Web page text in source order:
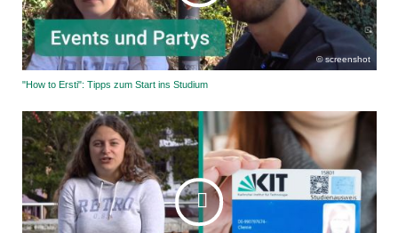
screenshot
"How to Ersti": Tipps zum Start ins Studium